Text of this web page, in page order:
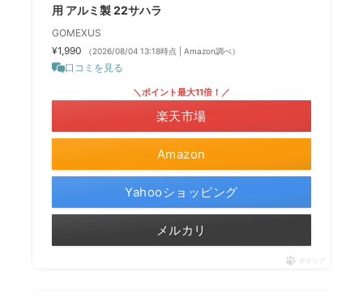
用 アルミ製 22サハラ
GOMEXUS
¥1,990
（2026/08/04 13:18時点 | Amazon調べ）
口コミを見る
Amazon
＼ポイント最大11倍！／
楽天市場
Yahooショッピング
メルカリ
ポチップ